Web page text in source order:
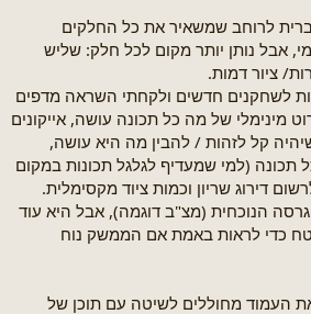
לרוחב שמשאיר את כל החלקים
אבל נותן יותר מקום לכל חלק: שליש
ציור דמות.
לשחקנים חדשים ולקחתי השראה מדפים
מינימלי של מה כל תכונה עושה, אייקונים
קל לזהות / להבין מה היא עושה,
תכונה (למי שמעדיף לגלגל תכונות במקום
דירוג שריון וכמות ציוד מקסימלית.
הנוכחית (מצ"ב דוגמה), אבל היא עוד
כדי לראות באמת אם הממשק נוח
העמוד מחוללים לשיטה עם תוכן של